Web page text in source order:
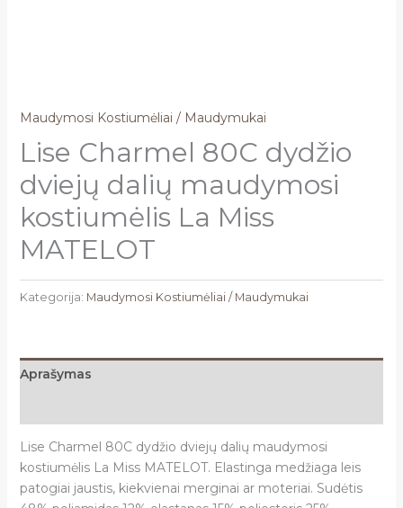
Maudymosi Kostiumėliai / Maudymukai
Lise Charmel 80C dydžio
dviejų dalių maudymosi
kostiumėlis La Miss
MATELOT
Kategorija: Maudymosi Kostiumėliai / Maudymukai
Aprašymas
Lise Charmel 80C dydžio dviejų dalių maudymosi
kostiumėlis La Miss MATELOT. Elastinga medžiaga leis
patogiai jaustis, kiekvienai merginai ar moteriai. Sudėtis